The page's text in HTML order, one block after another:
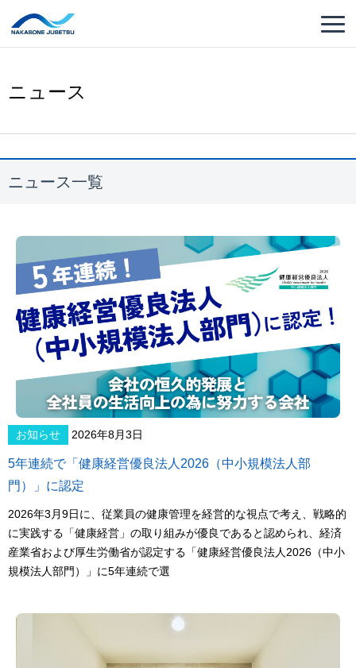
ニュース
ニュース一覧
お知らせ 2026年8月3日
5年連続で「健康経営優良法人2026（中小規模法人部
門）」に認定
2026年3月9日に、従業員の健康管理を経営的な視点で考え、戦略的
に実践する「健康経営」の取り組みが優良であると認められ、経済
産業省および厚生労働省が認定する「健康経営優良法人2026（中小
規模法人部門）」に5年連続で選